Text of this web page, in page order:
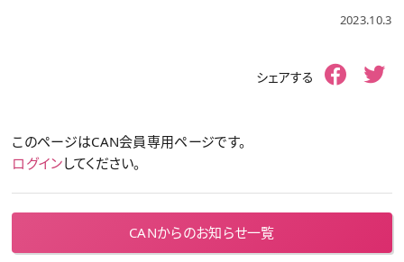
2023.10.3
シェアする
このページはCAN会員専用ページです。
ログインしてください。
CANからのお知らせ一覧